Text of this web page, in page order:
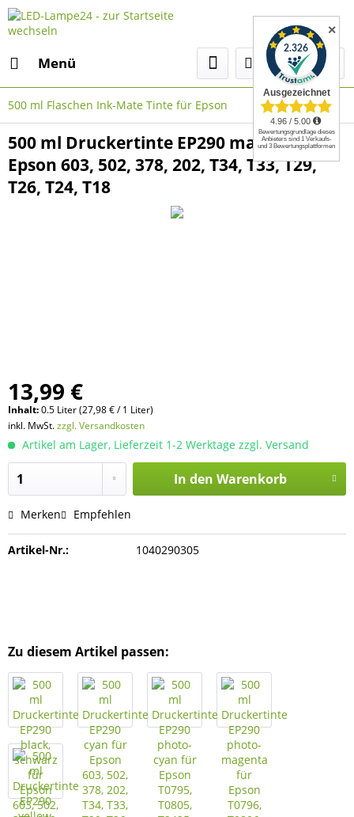
Menü
500 ml Flaschen Ink-Mate Tinte für Epson
500 ml Druckertinte EP290 magenta für
Epson 603, 502, 378, 202, T34, T33, T29,
T26, T24, T18
13,99 €
Inhalt:0.5 Liter (27,98 € / 1 Liter)
inkl. MwSt.zzgl. Versandkosten
Artikel am Lager, Lieferzeit 1-2 Werktage zzgl. Versand
In den Warenkorb
Merken Empfehlen
Artikel-Nr.: 1040290305
Zu diesem Artikel passen:
✕